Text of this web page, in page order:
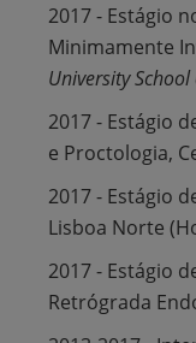
2017 - Estágio
Minimamente
University
2017 - Estágio
e Proctologia,
2017 - Estágio
Lisboa Norte
2017 - Estágio
Retrógrada